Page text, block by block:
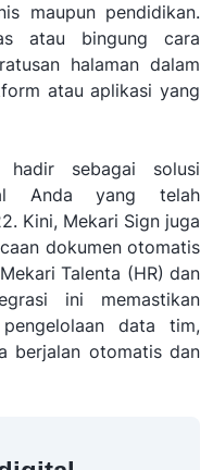
maupun pendidikan.
atau bingung cara
halaman dalam
atau aplikasi yang
sebagai solusi
Anda yang telah
Kini, Mekari Sign juga
dokumen otomatis
Talenta (HR) dan
ini memastikan
data tim,
berjalan otomatis dan